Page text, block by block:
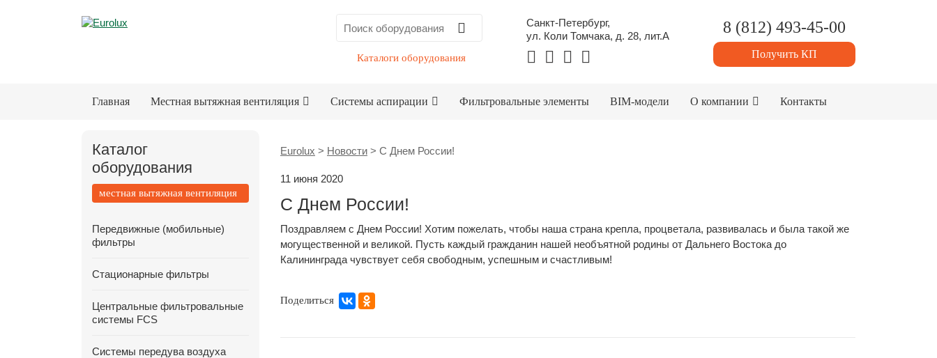
Каталоги оборудования
Санкт-Петербург,
ул. Коли Томчака, д. 28, лит.А
8 (812) 493-45-00
Получить КП
Главная Местная вытяжная вентиляция Системы аспирации Фильтровальные элементы BIM-модели О компании Контакты
Каталог
оборудования
местная вытяжная вентиляция
Передвижные (мобильные)
фильтры
Стационарные фильтры
Центральные фильтровальные
системы FCS
Системы передува воздуха
Eurolux > Новости > С Днем России!
11 июня 2020
С Днем России!
Поздравляем с Днем России! Хотим пожелать, чтобы наша страна крепла, процветала, развивалась и была такой же
могущественной и великой. Пусть каждый гражданин нашей необъятной родины от Дальнего Востока до
Калининграда чувствует себя свободным, успешным и счастливым!
Поделиться